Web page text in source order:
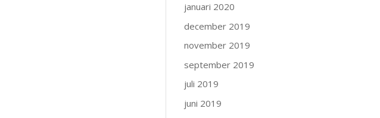
januari 2020
december 2019
november 2019
september 2019
juli 2019
juni 2019